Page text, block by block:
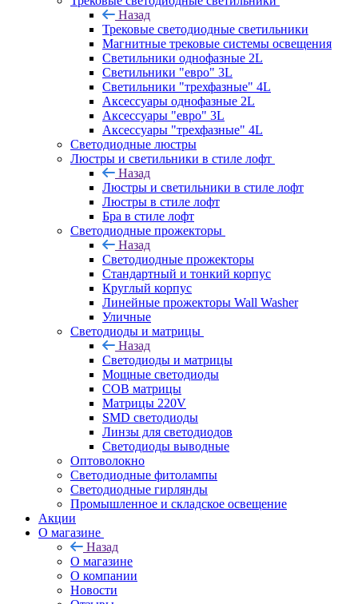
Назад
Трековые светодиодные светильники
Магнитные трековые системы освещения
Светильники однофазные 2L
Светильники "евро" 3L
Светильники "трехфазные" 4L
Аксессуары однофазные 2L
Аксессуары "евро" 3L
Аксессуары "трехфазные" 4L
Светодиодные люстры
Люстры и светильники в стиле лофт
Назад
Люстры и светильники в стиле лофт
Люстры в стиле лофт
Бра в стиле лофт
Светодиодные прожекторы
Назад
Светодиодные прожекторы
Стандартный и тонкий корпус
Круглый корпус
Линейные прожекторы Wall Washer
Уличные
Светодиоды и матрицы
Назад
Светодиоды и матрицы
Мощные светодиоды
COB матрицы
Матрицы 220V
SMD светодиоды
Линзы для светодиодов
Светодиоды выводные
Оптоволокно
Светодиодные фитолампы
Светодиодные гирлянды
Промышленное и складское освещение
Акции
О магазине
Назад
О магазине
О компании
Новости